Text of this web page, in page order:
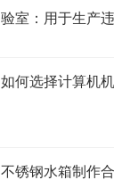
验室：用于生产
如何选择计算机
不锈钢水箱制作